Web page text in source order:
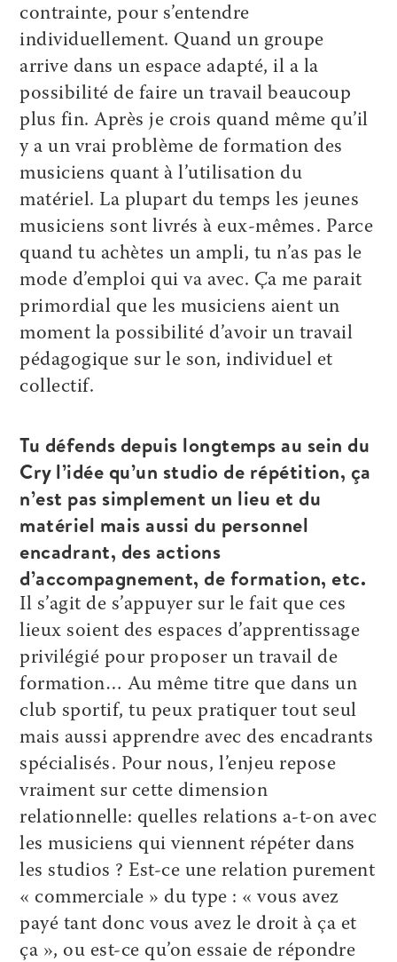
contrainte, pour s’entendre
individuellement. Quand un groupe
arrive dans un espace adapté, il a la
possibilité de faire un travail beaucoup
plus fin. Après je crois quand même qu’il
y a un vrai problème de formation des
musiciens quant à l’utilisation du
matériel. La plupart du temps les jeunes
musiciens sont livrés à eux-mêmes. Parce
quand tu achètes un ampli, tu n’as pas le
mode d’emploi qui va avec. Ça me parait
primordial que les musiciens aient un
moment la possibilité d’avoir un travail
pédagogique sur le son, individuel et
collectif.
Tu défends depuis longtemps au sein du
Cry l’idée qu’un studio de répétition, ça
n’est pas simplement un lieu et du
matériel mais aussi du personnel
encadrant, des actions
d’accompagnement, de formation, etc.
Il s’agit de s’appuyer sur le fait que ces
lieux soient des espaces d’apprentissage
privilégié pour proposer un travail de
formation… Au même titre que dans un
club sportif, tu peux pratiquer tout seul
mais aussi apprendre avec des encadrants
spécialisés. Pour nous, l’enjeu repose
vraiment sur cette dimension
relationnelle: quelles relations a-t-on avec
les musiciens qui viennent répéter dans
les studios ? Est-ce une relation purement
« commerciale » du type : « vous avez
payé tant donc vous avez le droit à ça et
ça », ou est-ce qu’on essaie de répondre